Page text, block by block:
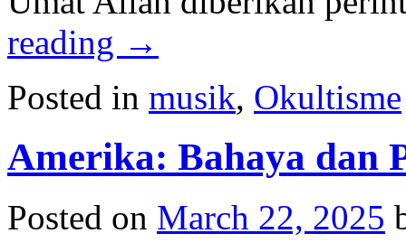
reading →
Posted in musik, Okultisme
Amerika: Bahaya dan
Posted on March 22, 2025